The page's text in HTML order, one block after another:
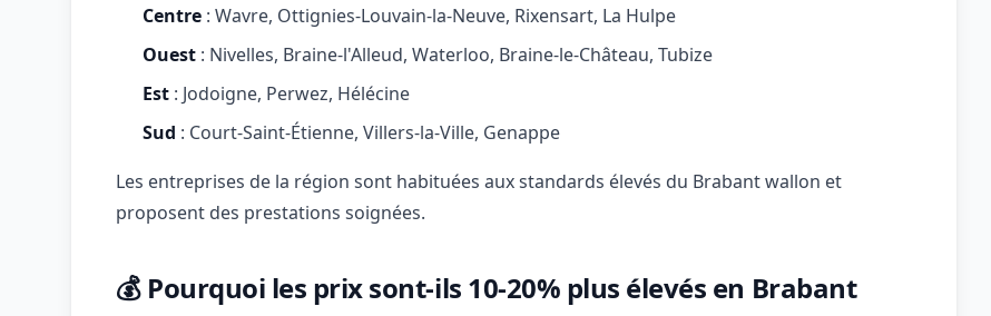
Centre : Wavre, Ottignies-Louvain-la-Neuve, Rixensart, La Hulpe
Ouest : Nivelles, Braine-l'Alleud, Waterloo, Braine-le-Château, Tubize
Est : Jodoigne, Perwez, Hélécine
Sud : Court-Saint-Étienne, Villers-la-Ville, Genappe
Les entreprises de la région sont habituées aux standards élevés du Brabant wallon et
proposent des prestations soignées.
💰 Pourquoi les prix sont-ils 10-20% plus élevés en Brabant